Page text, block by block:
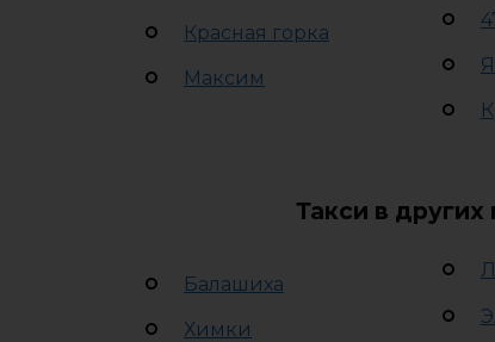
Красная горка
Максим
Такси в
Балашиха
Химки